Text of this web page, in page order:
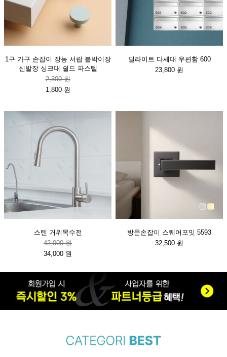
1구 가구 손잡이 장농 서랍 붙박이장
신발장 싱크대 쉴드 파스텔
2,300 원
1,800 원
딜라이트 다세대 우편함 600
23,800 원
스텐 거위목수전
42,000 원
34,000 원
방문손잡이 스퀘어포잇 5593
32,500 원